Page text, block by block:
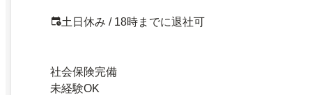
土日休み / 18時までに退社可
社会保険完備
未経験OK